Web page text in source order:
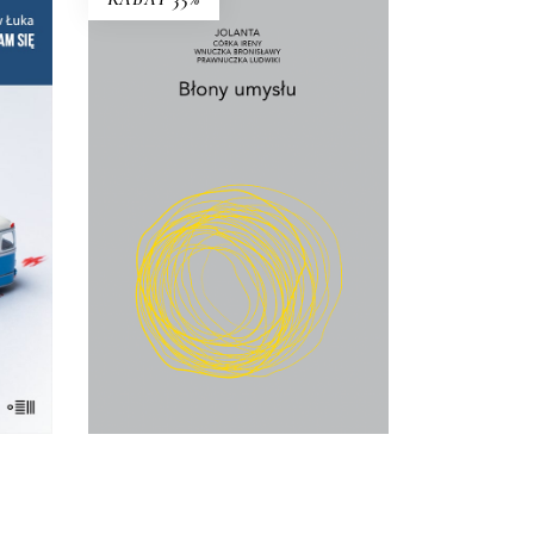
E-BOOK DO
BŁONY UMYSŁU
przeobraża?
35.00zł 22.75zł
KSIĄŻKA DO
KOSZYKA